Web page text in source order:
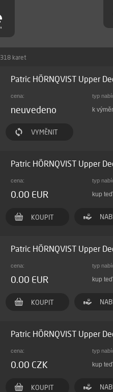
318 karet
Patric HÖRNQVIST Upper
cena: typ
neuvedeno k
VYMĚNIT
Patric HÖRNQVIST Upper
cena: typ
0.00 EUR kup teď
KOUPIT
Patric HÖRNQVIST Upper
cena: typ
0.00 EUR kup teď
KOUPIT
Patric HÖRNQVIST Upper
cena: typ
0.00 CZK kup teď
KOUPIT